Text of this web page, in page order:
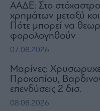
ΑΑΔΕ: Στο
χρημάτων μεταξύ
Πότε μπορεί να
φορολογηθούν
07.08.2026
Μαρίνες:
Προκοπίου,
επενδύσεις 2 δισ.
08.08.2026